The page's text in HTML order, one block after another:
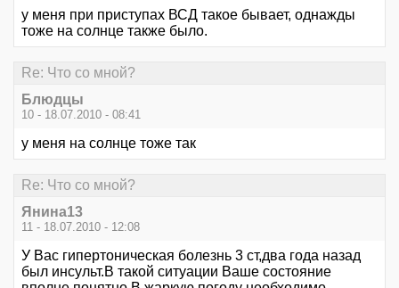
у меня при приступах ВСД такое бывает, однажды
тоже на солнце также было.
Re: Что со мной?
Блюдцы
10 - 18.07.2010 - 08:41
у меня на солнце тоже так
Re: Что со мной?
Янина13
11 - 18.07.2010 - 12:08
У Вас гипертоническая болезнь 3 ст,два года назад
был инсульт.В такой ситуации Ваше состояние